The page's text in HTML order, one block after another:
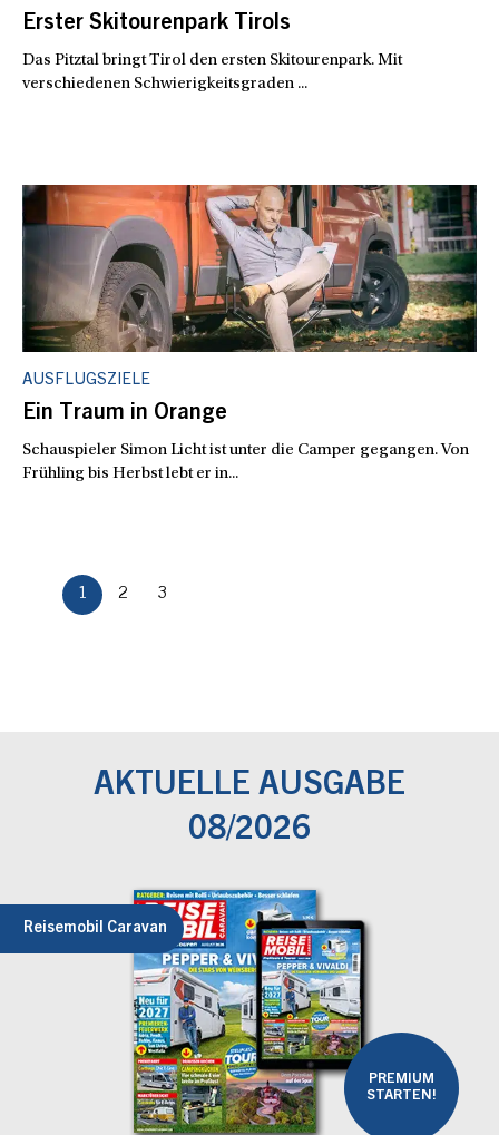
Erster Skitourenpark Tirols
Das Pitztal bringt Tirol den ersten Skitourenpark. Mit
verschiedenen Schwierigkeitsgraden ...
AUSFLUGSZIELE
Ein Traum in Orange
Schauspieler Simon Licht ist unter die Camper gegangen. Von
Frühling bis Herbst lebt er in...
1 2 3
AKTUELLE AUSGABE
08/2026
Reisemobil Caravan
PREMIUM
STARTEN!